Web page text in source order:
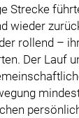
Strecke
wieder
rollend –
Der Lauf